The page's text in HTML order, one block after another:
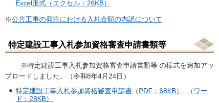
Excel形式（エクセル：26KB）
※公共工事の発注における入札金額の内訳について
特定建設工事入札参加資格審査申請書類等
※特定建設工事入札参加資格審査申請書類等 の様式を追加アッ
プロードしました。（令和8年4月24日）
特定建設工事入札参加資格審査申請書（PDF：68KB）
（ワー
ド：28KB）